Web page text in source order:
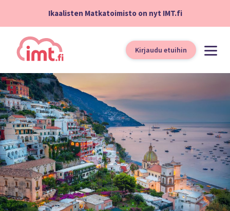
Ikaalisten Matkatoimisto on nyt IMT.fi
Kirjaudu etuihin